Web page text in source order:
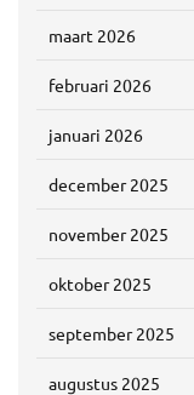
maart 2026
februari 2026
januari 2026
december 2025
november 2025
oktober 2025
september 2025
augustus 2025